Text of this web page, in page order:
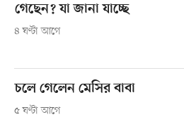
গেছেন? যা জানা যাচ্ছে
৪ ঘণ্টা আগে
চলে গেলেন মেসির বাবা
৫ ঘণ্টা আগে